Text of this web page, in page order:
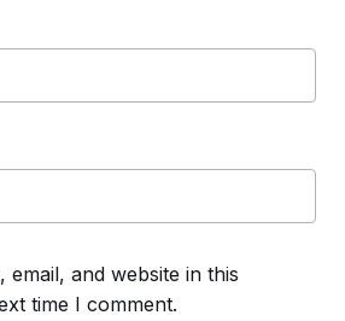
email, and website in this
time I comment.